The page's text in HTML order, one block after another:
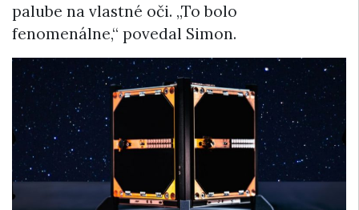
palube na vlastné oči. „To bolo
fenomenálne,“ povedal Simon.